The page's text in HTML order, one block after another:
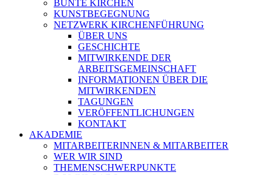
BUNTE KIRCHEN
KUNSTBEGEGNUNG
NETZWERK KIRCHENFÜHRUNG
ÜBER UNS
GESCHICHTE
MITWIRKENDE DER
ARBEITSGEMEINSCHAFT
INFORMATIONEN ÜBER DIE
MITWIRKENDEN
TAGUNGEN
VERÖFFENTLICHUNGEN
KONTAKT
AKADEMIE
MITARBEITERINNEN & MITARBEITER
WER WIR SIND
THEMENSCHWERPUNKTE